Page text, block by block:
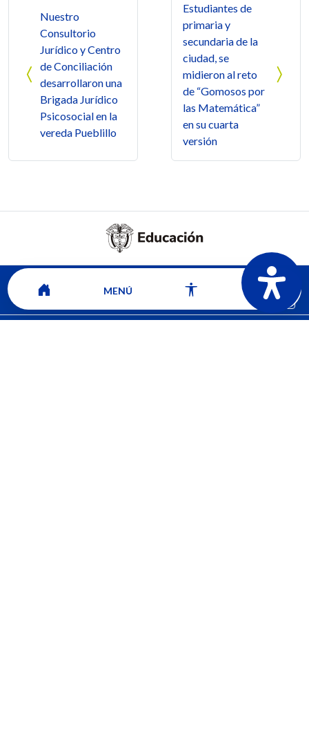
Nuestro
Consultorio
Jurídico y Centro
de Conciliación
desarrollaron una
Brigada Jurídico
Psicosocial en la
vereda Pueblillo
Estudiantes de
primaria y
secundaria de la
ciudad, se
midieron al reto
de “Gomosos por
las Matemática”
en su cuarta
versión
Mapa del sitio Contacto Ver ubicación y horarios de atención
MENÚ